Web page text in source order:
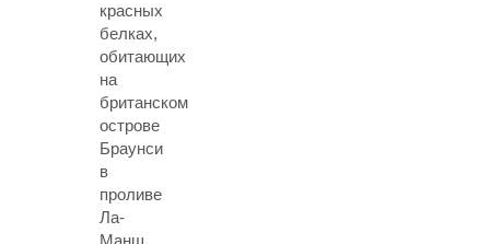
красных
белках,
обитающих
на
британском
острове
Браунси
в
проливе
Ла-